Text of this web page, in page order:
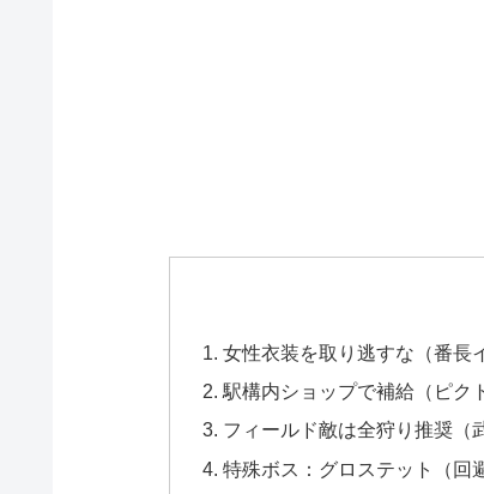
女性衣装を取り逃すな（番長
駅構内ショップで補給（ピク
フィールド敵は全狩り推奨（
特殊ボス：グロステット（回